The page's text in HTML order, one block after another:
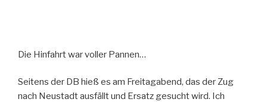
Die Hinfahrt war voller Pannen…
Seitens der DB hieß es am Freitagabend, das der Zug
nach Neustadt ausfällt und Ersatz gesucht wird. Ich